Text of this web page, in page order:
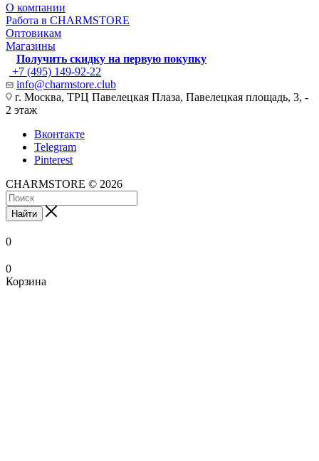
О компании
Работа в CHARMSTORE
Оптовикам
Магазины
Получить скидку на первую покупку
+7 (495) 149-92-22
info@charmstore.club
г. Москва, ТРЦ Павелецкая Плаза, Павелецкая площадь, 3, -
2 этаж
Вконтакте
Telegram
Pinterest
CHARMSTORE © 2026
Найти
0
0
Корзина